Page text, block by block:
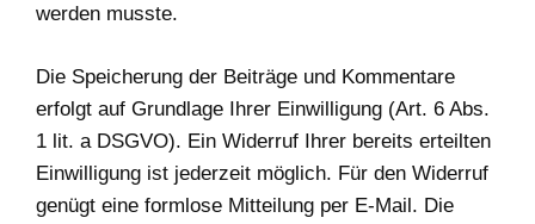
werden musste.
Die Speicherung der Beiträge und Kommentare
erfolgt auf Grundlage Ihrer Einwilligung (Art. 6 Abs.
1 lit. a DSGVO). Ein Widerruf Ihrer bereits erteilten
Einwilligung ist jederzeit möglich. Für den Widerruf
genügt eine formlose Mitteilung per E-Mail. Die